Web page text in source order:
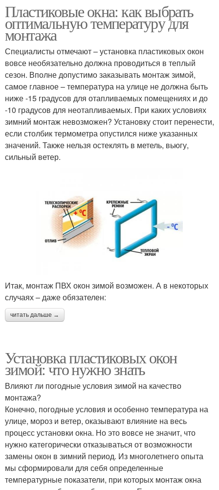
Пластиковые окна: как выбрать
оптимальную температуру для
монтажа
Специалисты отмечают – установка пластиковых окон
вовсе необязательно должна проводиться в теплый
сезон. Вполне допустимо заказывать монтаж зимой,
самое главное – температура на улице не должна быть
ниже -15 градусов для отапливаемых помещениях и до
-10 градусов для неотапливаемых. При каких условиях
зимний монтаж невозможен? Установку стоит перенести,
если столбик термометра опустился ниже указанных
значений. Также нельзя остеклять в метель, вьюгу,
сильный ветер.
Итак, монтаж ПВХ окон зимой возможен. А в некоторых
случаях – даже обязателен:
читать дальше →
Установка пластиковых окон
зимой: что нужно знать
Влияют ли погодные условия зимой на качество
монтажа?
Конечно, погодные условия и особенно температура на
улице, мороз и ветер, оказывают влияние на весь
процесс установки окна. Но это вовсе не значит, что
нужно категорически отказываться от возможности
замены окон в зимний период. Из многолетнего опыта
мы сформировали для себя определенные
температурные показатели, при которых монтаж окна